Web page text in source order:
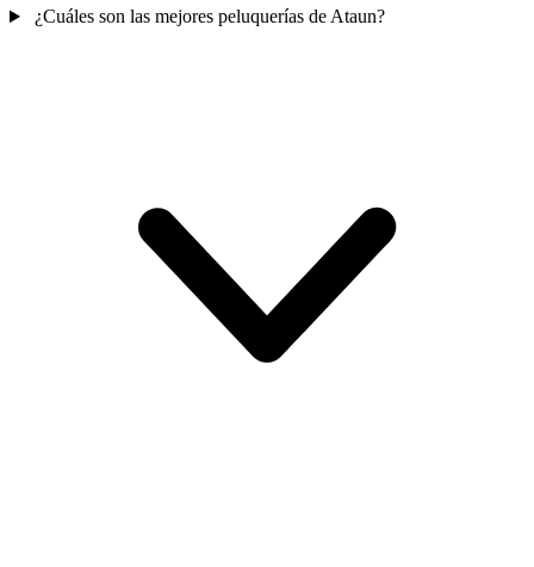
¿Cuáles son las mejores peluquerías de Ataun?